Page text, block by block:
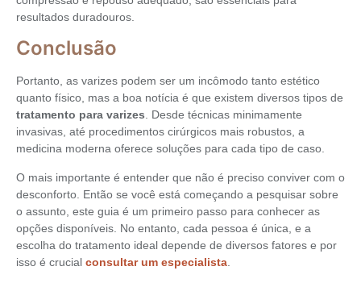
resultados duradouros.
Conclusão
Portanto, as varizes podem ser um incômodo tanto estético
quanto físico, mas a boa notícia é que existem diversos tipos de
tratamento para varizes. Desde técnicas minimamente
invasivas, até procedimentos cirúrgicos mais robustos, a
medicina moderna oferece soluções para cada tipo de caso.
O mais importante é entender que não é preciso conviver com o
desconforto. Então se você está começando a pesquisar sobre
o assunto, este guia é um primeiro passo para conhecer as
opções disponíveis. No entanto, cada pessoa é única, e a
escolha do tratamento ideal depende de diversos fatores e por
isso é crucial consultar um especialista